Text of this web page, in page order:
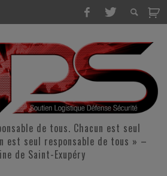
de tous. Chacun est seul
est seul responsable de tous » –
de Saint-Exupéry